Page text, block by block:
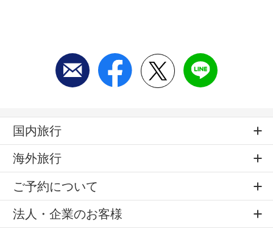
国内旅行
海外旅行
ご予約について
法人・企業のお客様